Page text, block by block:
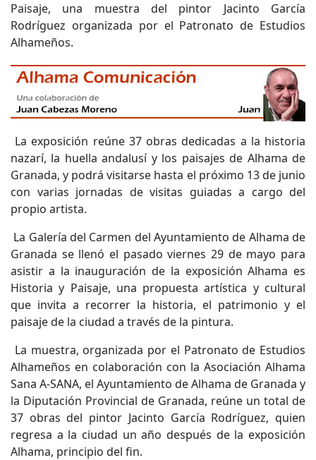
Paisaje, una muestra del pintor Jacinto García
Rodríguez organizada por el Patronato de Estudios
Alhameños.
La exposición reúne 37 obras dedicadas a la historia
nazarí, la huella andalusí y los paisajes de Alhama de
Granada, y podrá visitarse hasta el próximo 13 de junio
con varias jornadas de visitas guiadas a cargo del
propio artista.
La Galería del Carmen del Ayuntamiento de Alhama de
Granada se llenó el pasado viernes 29 de mayo para
asistir a la inauguración de la exposición Alhama es
Historia y Paisaje, una propuesta artística y cultural
que invita a recorrer la historia, el patrimonio y el
paisaje de la ciudad a través de la pintura.
La muestra, organizada por el Patronato de Estudios
Alhameños en colaboración con la Asociación Alhama
Sana A-SANA, el Ayuntamiento de Alhama de Granada y
la Diputación Provincial de Granada, reúne un total de
37 obras del pintor Jacinto García Rodríguez, quien
regresa a la ciudad un año después de la exposición
Alhama, principio del fin.